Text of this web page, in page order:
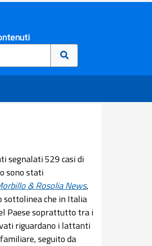
segnalati 529 casi di
sono stati
& Rosolia News,
sottolinea che in Italia
Paese soprattutto tra i
riguardano i lattanti
seguito da